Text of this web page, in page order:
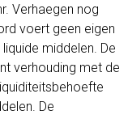
Verhaegen nog
voert geen eigen
middelen. De
verhouding met de
De